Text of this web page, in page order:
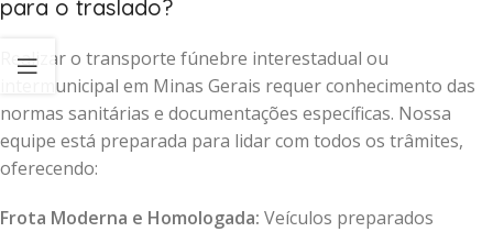
para o traslado?
Realizar o transporte fúnebre interestadual ou
intermunicipal em Minas Gerais requer conhecimento das
normas sanitárias e documentações específicas. Nossa
equipe está preparada para lidar com todos os trâmites,
oferecendo:
Frota Moderna e Homologada: Veículos preparados